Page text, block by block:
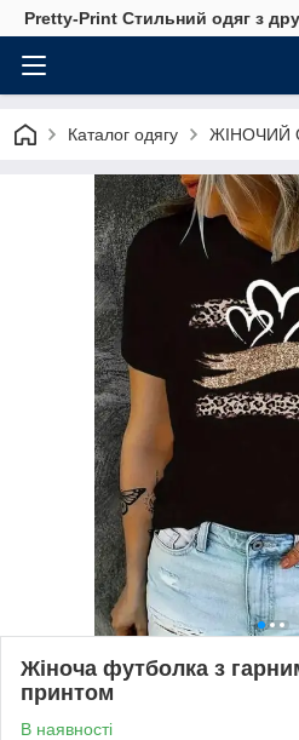
Pretty-Print Стильний одяг з
Каталог одягу ЖІНОЧИЙ
Жіноча футболка з
принтом
В наявності